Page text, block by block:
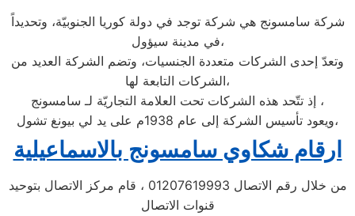
شركة سامسونج هي شركة توجد في دولة كوريا الجنوبيّة، وتحديداً
في مدينة سيؤول،
وتعدّ إحدى الشركات متعددة الجنسيات، وتضم الشركة العديد من
الشركات التابعة لها،
إذ تتّحد هذه الشركات تحت العلامة التجاريّة لـ سامسونج ،
ويعود تأسيس الشركة إلى عام 1938م على يد لي بيونغ تشول،
ارقام شكاوي سامسونج بالاسماعيلية
من خلال رقم الاتصال 01207619993 ، قام مركز الاتصال بتوحيد
قنوات الاتصال